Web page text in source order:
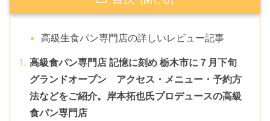
高級生食パン専門店の詳しいレビュー記事
高級食パン専門店 記憶に刻め 栃木市に７月下旬
グランドオープン アクセス・メニュー・予約方
法などをご紹介。岸本拓也氏プロデュースの高級
食パン専門店